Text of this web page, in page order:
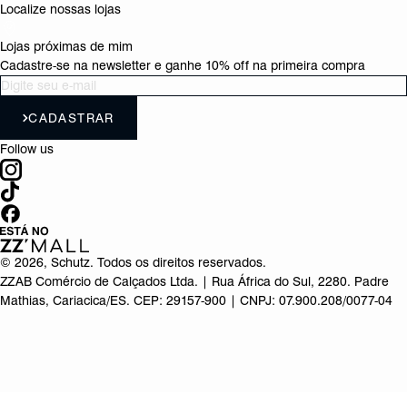
Localize nossas lojas
Lojas próximas de mim
Cadastre-se na newsletter e ganhe 10% off na primeira compra
CADASTRAR
Follow us
© 2026, Schutz. Todos os direitos reservados.
ZZAB Comércio de Calçados Ltda. | Rua África do Sul, 2280. Padre
Mathias, Cariacica/ES. CEP: 29157-900 | CNPJ: 07.900.208/0077-04